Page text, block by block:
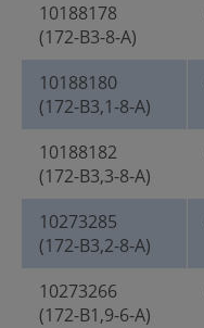
10188178
(172-B3-8-A)
10188180
(172-B3,1-8-A)
10188182
(172-B3,3-8-A)
10273285
(172-B3,2-8-A)
10273266
(172-B1,9-6-A)